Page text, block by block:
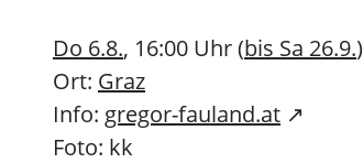
Do 6.8., 16:00 Uhr (bis Sa 26.9.)
Ort: Graz
Info: gregor-fauland.at ↗
Foto: kk